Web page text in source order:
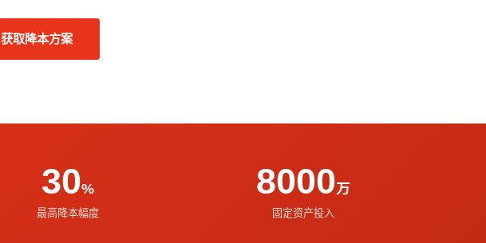
获取降本方案
30%
最高降本幅度
8000万
固定资产投入